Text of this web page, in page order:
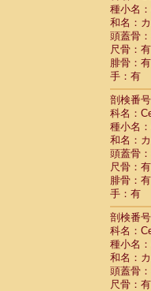
種小名：
和名：
頭蓋骨
尺骨：有
腓骨：有
手：有
剖検番
科名：
種小名：
和名：
頭蓋骨
尺骨：有
腓骨：有
手：有
剖検番
科名：
種小名：
和名：
頭蓋骨
尺骨：有